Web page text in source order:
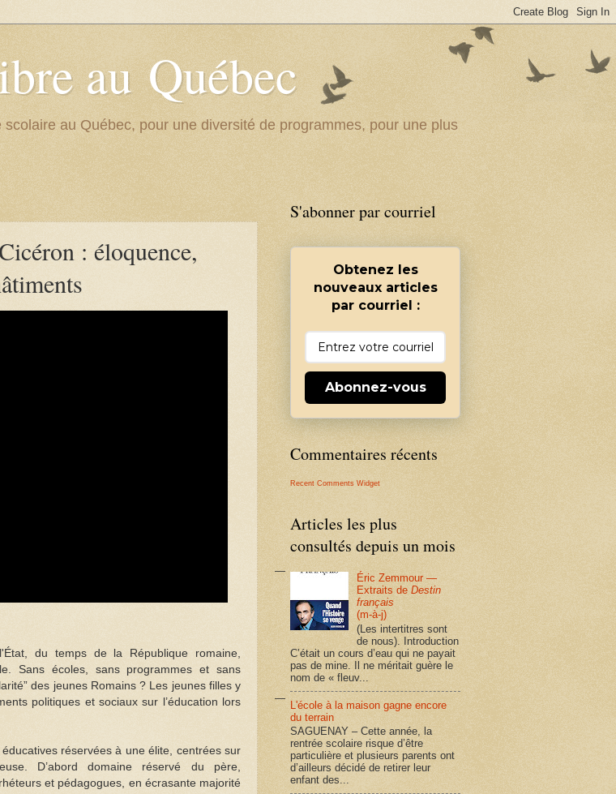
au Québec
au Québec, pour une diversité de programmes, pour une plus
: éloquence,
du temps de la République romaine,
Sans écoles, sans programmes et sans
des jeunes Romains ? Les jeunes filles y
politiques et sociaux sur l’éducation lors
réservées à une élite, centrées sur
D’abord domaine réservé du père,
et pédagogues, en écrasante majorité
S'abonner par courriel
Obtenez les
nouveaux articles
par courriel :
Abonnez-vous
Commentaires récents
Recent Comments Widget
Articles les plus
consultés depuis un mois
Éric Zemmour —
Extraits deDestin
français
(m-à-j)
(Les intertitres sont
de nous). Introduction
C’était un cours d’eau qui ne payait
pas de mine. Il ne méritait guère le
nom de « fleuv...
L'école à la maison gagne encore
du terrain
SAGUENAY – Cette année, la
rentrée scolaire risque d’être
particulière et plusieurs parents ont
d’ailleurs décidé de retirer leur
enfant des...